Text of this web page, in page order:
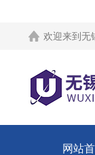
欢迎来到 无
网站